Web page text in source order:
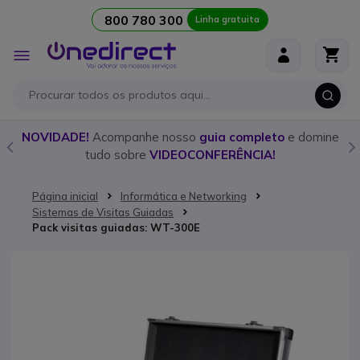
800 780 300 Linha gratuita
Alternar
Nav
NOVIDADE! Acompanhe nosso guia completoe domine
tudo sobre VIDEOCONFERÊNCIA!
Página inicial
Informática e Networking
Sistemas de Visitas Guiadas
Pack visitas guiadas: WT-300E